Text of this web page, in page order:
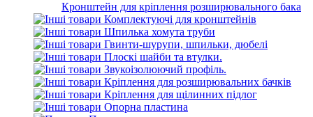
Кронштейн для кріплення розширювального бака
Комплектуючі для кронштейнів
Шпилька хомута труби
Гвинти-шурупи, шпильки, дюбелі
Плоскі шайби та втулки.
Звукоізолюючий профіль.
Кріплення для розширювальних бачків
Кріплення для щілинних підлог
Опорна пластина